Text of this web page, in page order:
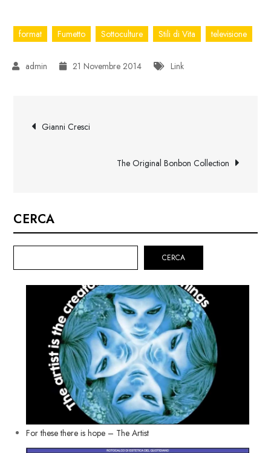
format Fumetto Sottoculture Stili di Vita televisione
21 Novembre 2014 Link
Navigazione
Gianni Cresci
The Original Bonbon Collection
CERCA
CERCA
For these there is hope – The Artist